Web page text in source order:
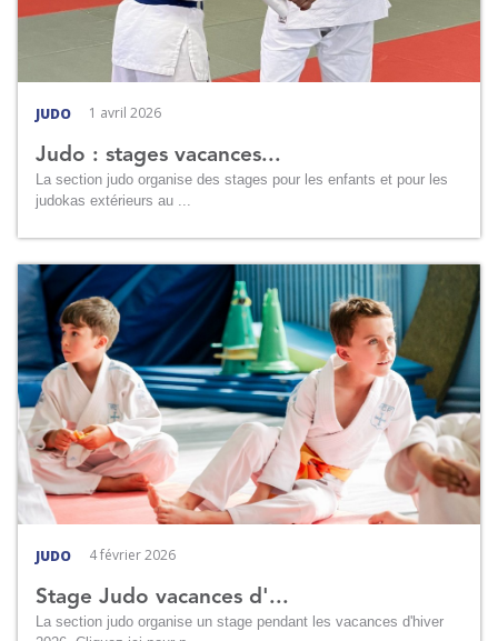
JUDO 1 avril 2026
Judo : stages vacances...
La section judo organise des stages pour les enfants et pour les
judokas extérieurs au ...
JUDO 4 février 2026
Stage Judo vacances d'...
La section judo organise un stage pendant les vacances d'hiver